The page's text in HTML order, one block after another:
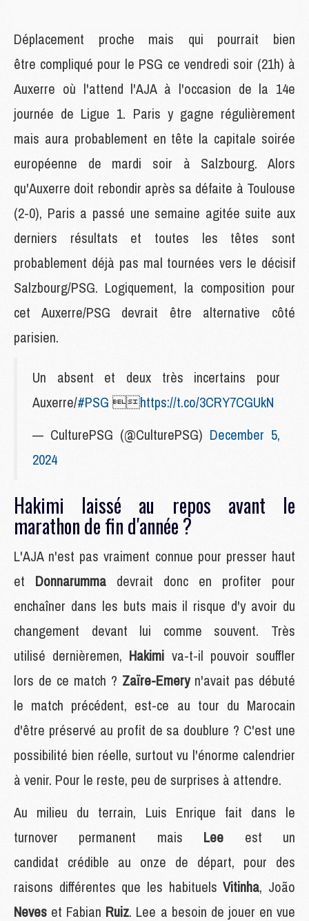
Déplacement proche mais qui pourrait bien
être compliqué pour le PSG ce vendredi soir (21h) à
Auxerre où l'attend l'AJA à l'occasion de la 14e
journée de Ligue 1. Paris y gagne régulièrement
mais aura probablement en tête la capitale soirée
européenne de mardi soir à Salzbourg. Alors
qu'Auxerre doit rebondir après sa défaite à Toulouse
(2-0), Paris a passé une semaine agitée suite aux
derniers résultats et toutes les têtes sont
probablement déjà pas mal tournées vers le décisif
Salzbourg/PSG. Logiquement, la composition pour
cet Auxerre/PSG devrait être alternative côté
parisien.
Un absent et deux très incertains pour
Auxerre/#PSG https://t.co/3CRY7CGUkN
— CulturePSG (@CulturePSG) December 5,
2024
Hakimi laissé au repos avant le
marathon de fin d'année ?
L'AJA n'est pas vraiment connue pour presser haut
et Donnarumma devrait donc en profiter pour
enchaîner dans les buts mais il risque d'y avoir du
changement devant lui comme souvent. Très
utilisé dernièremen, Hakimi va-t-il pouvoir souffler
lors de ce match ? Zaïre-Emery n'avait pas débuté
le match précédent, est-ce au tour du Marocain
d'être préservé au profit de sa doublure ? C'est une
possibilité bien réelle, surtout vu l'énorme calendrier
à venir. Pour le reste, peu de surprises à attendre.
Au milieu du terrain, Luis Enrique fait dans le
turnover permanent mais Lee est un
candidat crédible au onze de départ, pour des
raisons différentes que les habituelsVitinha, João
Neves et Fabian Ruiz. Lee a besoin de jouer en vue